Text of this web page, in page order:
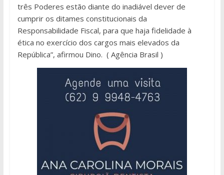
três Poderes estão diante do inadiável dever de
cumprir os ditames constitucionais da
Responsabilidade Fiscal, para que haja fidelidade à
ética no exercício dos cargos mais elevados da
República”, afirmou Dino. ( Agência Brasil )